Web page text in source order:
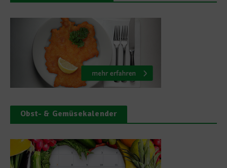
Obst- & Gemüsekalender